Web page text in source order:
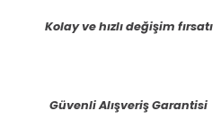
Kolay ve hızlı değişim fırsatı
Güvenli Alışveriş Garantisi